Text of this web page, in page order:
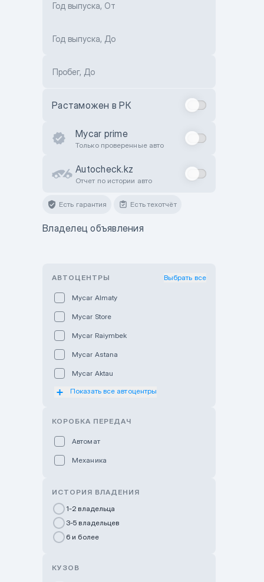
Год выпуска, От
Год выпуска, До
Пробег, До
Растаможен в РК
Mycar prime
Только проверенные авто
Autocheck.kz
Отчет по истории авто
Есть гарантия Есть техотчёт
Владелец объявления
АВТОЦЕНТРЫ Выбрать все
Mycar Almaty
Mycar Store
Mycar Raiymbek
Mycar Astana
Mycar Aktau
Mycar Uralsk
GWM Nurly Zhol
Chery Astana
Показать все автоцентры
КОРОБКА ПЕРЕДАЧ
Автомат
Механика
ИСТОРИЯ ВЛАДЕНИЯ
1-2 владельца
3-5 владельцев
6 и более
КУЗОВ